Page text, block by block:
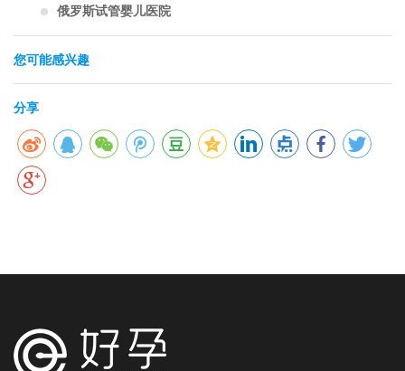
俄罗斯试管婴儿医院
您可能感兴趣
分享